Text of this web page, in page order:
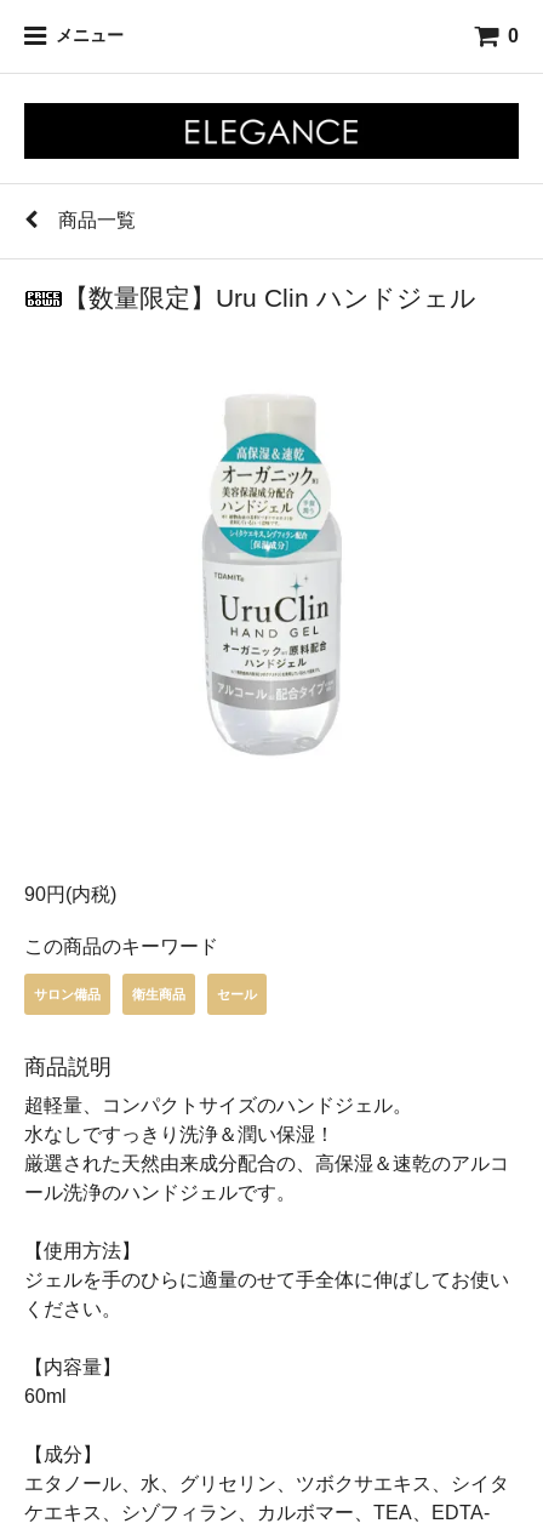
メニュー 0
商品一覧
【数量限定】Uru Clin ハンドジェル
90円(内税)
この商品のキーワード
サロン備品 衛生商品 セール
商品説明
超軽量、コンパクトサイズのハンドジェル。
水なしですっきり洗浄＆潤い保湿！
厳選された天然由来成分配合の、高保湿＆速乾のアルコ
ール洗浄のハンドジェルです。
【使用方法】
ジェルを手のひらに適量のせて手全体に伸ばしてお使い
ください。
【内容量】
60ml
【成分】
エタノール、水、グリセリン、ツボクサエキス、シイタ
ケエキス、シゾフィラン、カルボマー、TEA、EDTA-